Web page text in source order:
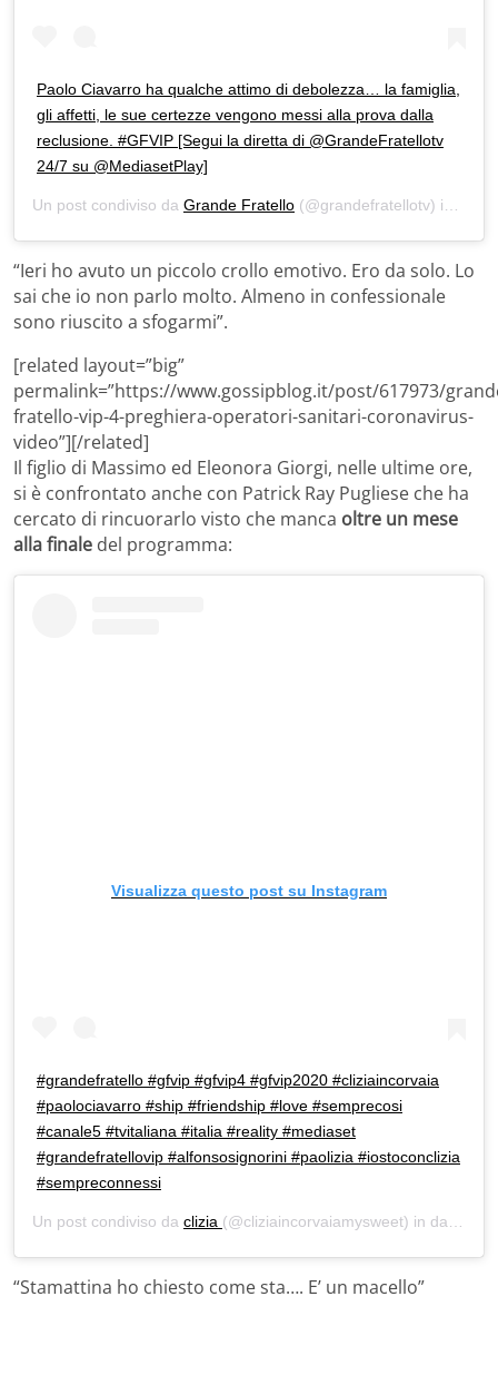
Paolo Ciavarro ha qualche attimo di debolezza… la famiglia,
gli affetti, le sue certezze vengono messi alla prova dalla
reclusione. #GFVIP [Segui la diretta di @GrandeFratellotv
24/7 su @MediasetPlay]
Un post condiviso da Grande Fratello (@grandefratellotv) in data:
“Ieri ho avuto un piccolo crollo emotivo. Ero da solo. Lo
sai che io non parlo molto. Almeno in confessionale
sono riuscito a sfogarmi”.
[related layout=”big”
permalink=”https://www.gossipblog.it/post/617973/
fratello-vip-4-preghiera-operatori-sanitari-coronavirus-
video”][/related]
Il figlio di Massimo ed Eleonora Giorgi, nelle ultime ore,
si è confrontato anche con Patrick Ray Pugliese che ha
cercato di rincuorarlo visto che manca oltre un mese
alla finale del programma:
Visualizza questo post su Instagram
#grandefratello #gfvip #gfvip4 #gfvip2020 #cliziaincorvaia
#paolociavarro #ship #friendship #love #semprecosi
#canale5 #tvitaliana #italia #reality #mediaset
#grandefratellovip #alfonsosignorini #paolizia #iostoconclizia
#sempreconnessi
Un post condiviso da clizia (@cliziaincorvaiamysweet) in data:
“Stamattina ho chiesto come sta…. E’ un macello”